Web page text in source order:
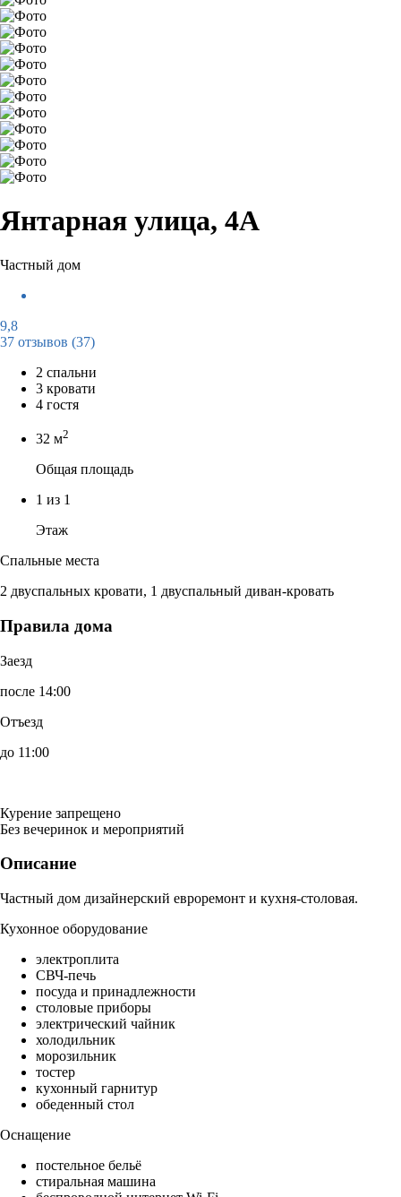
Янтарная улица, 4А
Частный дом
9,8
37 отзывов (37)
2 спальни
3 кровати
4 гостя
32 м2
Общая площадь
1 из 1
Этаж
Спальные места
2 двуспальных кровати, 1 двуспальный диван-кровать
Правила дома
Заезд
после 14:00
Отъезд
до 11:00
Курение запрещено
Без вечеринок и мероприятий
Описание
Частный дом дизайнерский евроремонт и кухня-столовая.
Кухонное оборудование
электроплита
СВЧ-печь
посуда и принадлежности
столовые приборы
электрический чайник
холодильник
морозильник
тостер
кухонный гарнитур
обеденный стол
Оснащение
постельное бельё
стиральная машина